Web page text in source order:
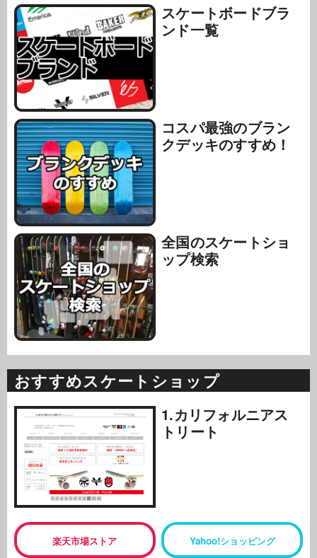
スケートボードブラ
ンド一覧
コスパ最強のブラン
クデッキのすすめ！
全国のスケートショ
ップ検索
おすすめスケートショップ
1.カリフォルニアス
トリート
楽天市場ストア Yahoo!ショッピング